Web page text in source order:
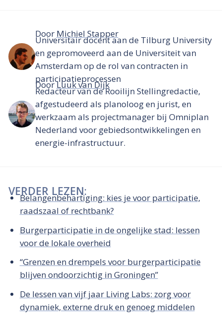
Door Michiel Stapper
Universitair docent aan de Tilburg University
en gepromoveerd aan de Universiteit van
Amsterdam op de rol van contracten in
participatieprocessen
DoorLuuk van Dijk
Redacteur van de Rooilijn Stellingredactie,
afgestudeerd als planoloog en jurist, en
werkzaam als projectmanager bij Omniplan
Nederland voor gebiedsontwikkelingen en
energie-infrastructuur.
VERDER LEZEN:
Belangenbehartiging: kies je voor participatie,
raadszaal of rechtbank?
Burgerparticipatie in de ongelijke stad: lessen
voor de lokale overheid
“Grenzen en drempels voor burgerparticipatie
blijven ondoorzichtig in Groningen”
De lessen van vijf jaar Living Labs: zorg voor
dynamiek, externe druk en genoeg middelen